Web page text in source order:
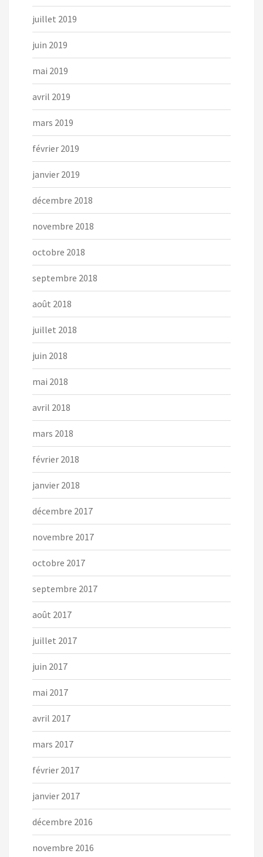
juillet 2019
juin 2019
mai 2019
avril 2019
mars 2019
février 2019
janvier 2019
décembre 2018
novembre 2018
octobre 2018
septembre 2018
août 2018
juillet 2018
juin 2018
mai 2018
avril 2018
mars 2018
février 2018
janvier 2018
décembre 2017
novembre 2017
octobre 2017
septembre 2017
août 2017
juillet 2017
juin 2017
mai 2017
avril 2017
mars 2017
février 2017
janvier 2017
décembre 2016
novembre 2016